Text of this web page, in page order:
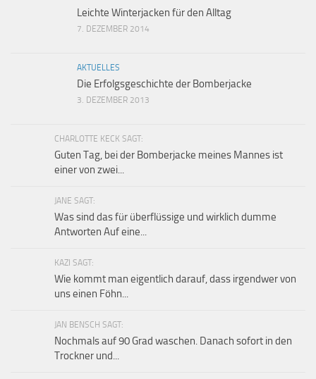
Leichte Winterjacken für den Alltag
7. DEZEMBER 2014
AKTUELLES
Die Erfolgsgeschichte der Bomberjacke
3. DEZEMBER 2013
CHARLOTTE KECK SAGT:
Guten Tag, bei der Bomberjacke meines Mannes ist
einer von zwei...
JANE SAGT:
Was sind das für überflüssige und wirklich dumme
Antworten Auf eine...
KAZI SAGT:
Wie kommt man eigentlich darauf, dass irgendwer von
uns einen Föhn...
JAN BENSCH SAGT:
Nochmals auf 90 Grad waschen. Danach sofort in den
Trockner und...